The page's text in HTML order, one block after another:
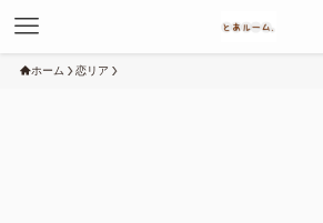
ホーム 恋リア